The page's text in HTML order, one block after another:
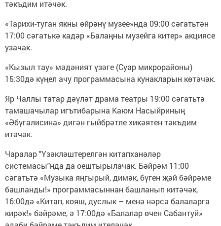
тәкъдим итәчәк.
«Тарихи-туган якны өйрәнү музее»нда 09:00 сәгатьтән
17:00 сәгатькә кадәр «Балаңны музейга китер» акциясе
узачак.
«Кызыл тау» мәдәният үзәге (Суар микрорайоны)
15:30дә күңел ачу программасына кунакларын көтәчәк.
Яр Чаллы татар дәүләт драма театры 19:00 сәгатьтә
тамашачылар игътибарына Каюм Насыйриның
«Әбүгалисина» дигән гыйбрәтле хикәятен тәкъдим
итәчәк.
Чаралар "Үзәкләштерелгән китапханәләр
системасы"нда да оештырылачак. Бәйрәм 11:00
сәгатьтә «Музыка яңгырый, димәк, бүген җәй бәйрәме
башланды!» программасыннан башланып китәчәк,
16:00дә «Китап, кояш, дуслык – менә нәрсә балаларга
кирәк!» бәйрәме, ә 17:00дә «Балалар өчен Сабантуй»